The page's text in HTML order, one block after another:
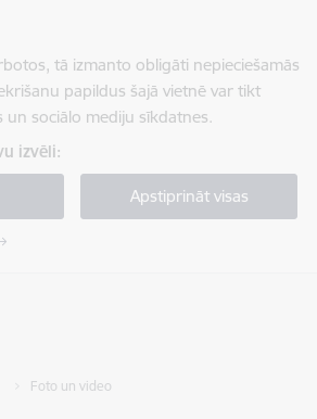
tā izmanto obligāti nepieciešamās
papildus šajā vietnē var tikt
un sociālo mediju sīkdatnes.
izvēli:
Apstiprināt visas
Foto un video